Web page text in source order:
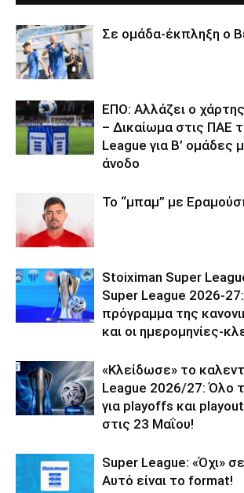
Σε ομάδα-έκπληξη ο
ΕΠΟ: Αλλάζει ο χάρτης
– Δικαίωμα στις ΠΑΕ
League για Β’ ομάδες
άνοδο
Το “μπαμ” με
Stoiximan Super
Super League 2026-
πρόγραμμα της
και οι ημερομηνίες-
«Κλείδωσε» το
League 2026/27: Όλο
για playoffs και
στις 23 Μαΐου!
Super League: «Όχι»
Αυτό είναι το format!